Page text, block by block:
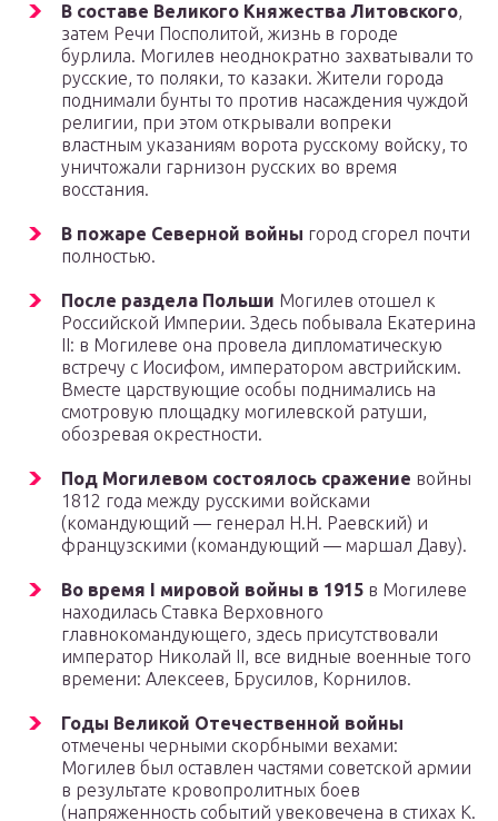
В составе Великого Княжества Литовского,
затем Речи Посполитой, жизнь в городе
бурлила. Могилев неоднократно захватывали то
русские, то поляки, то казаки. Жители города
поднимали бунты то против насаждения чуждой
религии, при этом открывали вопреки
властным указаниям ворота русскому войску, то
уничтожали гарнизон русских во время
восстания.
В пожаре Северной войны город сгорел почти
полностью.
После раздела Польши Могилев отошел к
Российской Империи. Здесь побывала Екатерина
II: в Могилеве она провела дипломатическую
встречу с Иосифом, императором австрийским.
Вместе царствующие особы поднимались на
смотровую площадку могилевской ратуши,
обозревая окрестности.
Под Могилевом состоялось сражение войны
1812 года между русскими войсками
(командующий — генерал Н.Н. Раевский) и
французскими (командующий — маршал Даву).
Во время I мировой войны в 1915 в Могилеве
находилась Ставка Верховного
главнокомандующего, здесь присутствовали
император Николай II, все видные военные того
времени: Алексеев, Брусилов, Корнилов.
Годы Великой Отечественной войны
отмечены черными скорбными вехами:
Могилев был оставлен частями советской армии
в результате кровопролитных боев
(напряженность событий увековечена в стихах К.